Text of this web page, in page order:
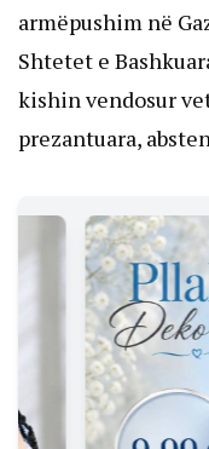
armëpushim në
Shtetet e
kishin vendosur
prezantuara,